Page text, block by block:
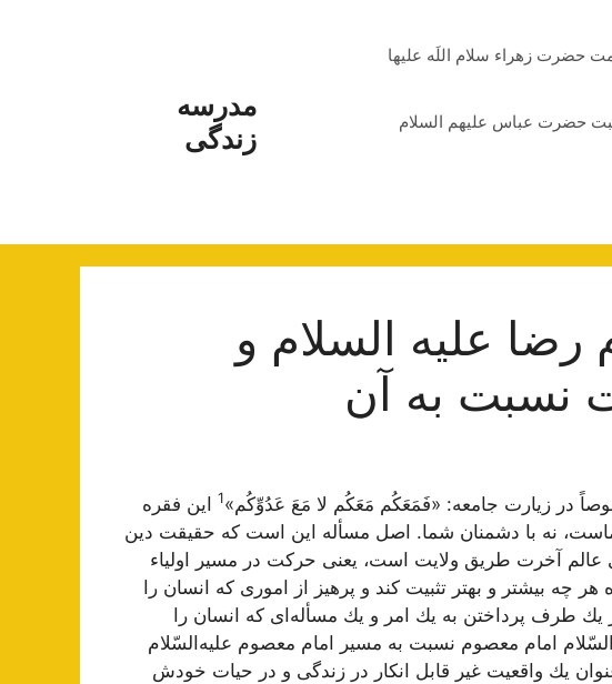
مدرسه
زندگی
حضرت زهراء سلام اللَه علیها
حضرت عباس علیهم السلام
رضا علیه السلام و
نسبت به آن
در زیارت جامعه: «فَمَعَكُم مَعَكُم لا مَعَ عَدُوِّكُم»1
این فقره
نه با دشمنان شما. اصل مسأله این است كه حقیقت دین
آخرت طریق ولایت است، یعنی حركت در مسیر اولیاء
چه بیشتر و بهتر تثبیت كند و پرهیز از اموری كه انسان را
طرف پرداختن به یك امر و یك مسأله‌ای كه انسان را
امام معصوم نسبت به مسیر امام معصوم علیه‌السّلام
یك واقعیت غیر قابل انكار در زندگی و در حیات خودش